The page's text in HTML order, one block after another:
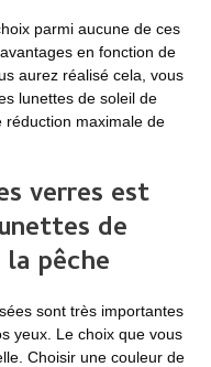
parmi aucune de ces
en fonction de
aurez réalisé cela, vous
lunettes de soleil de
réduction maximale de
verres est
de
pêche
sont très importantes
yeux. Le choix que vous
Choisir une couleur de